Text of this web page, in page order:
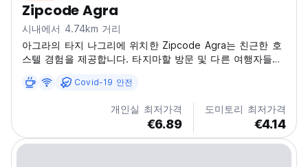
Zipcode Agra
시내에서 4.74km 거리
아그라의 타지 나그리에 위치한 Zipcode Agra는 친근한 호
스텔 경험을 제공합니다. 타지마할 방문 및 다른 여행자들과
original language)
Covid-19 안전
개인실 최저가격
€6.89
도미토리 최저가격
€4.14